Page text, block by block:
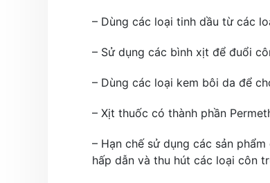
– Dùng các loại tinh dầu từ các
– Sử dụng các bình xịt để đuổi
– Dùng các loại kem bôi da để
– Xịt thuốc có thành phần
– Hạn chế sử dụng các sản
hấp dẫn và thu hút các loại côn